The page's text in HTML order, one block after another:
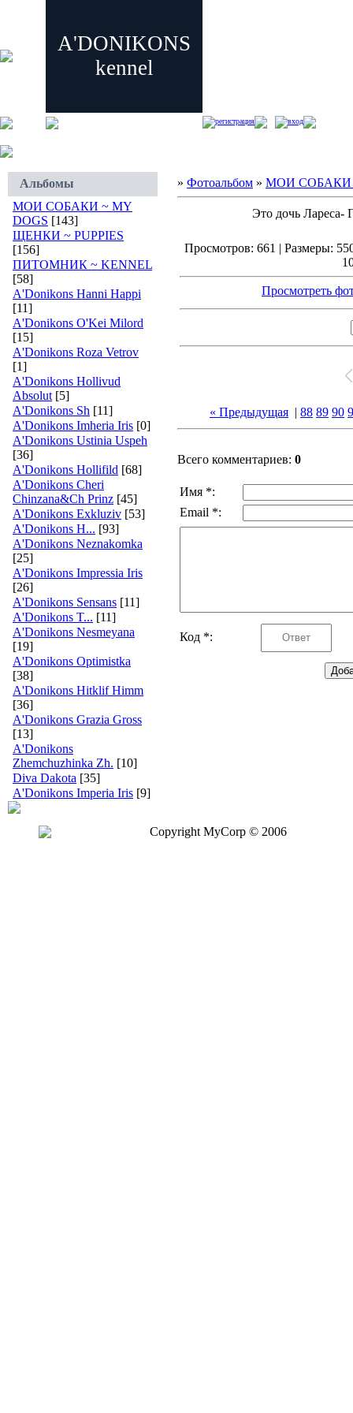
A'DONIKONS
kennel
регистрация вход
Альбомы
МОИ СОБАКИ ~ MY
DOGS [143]
ЩЕНКИ ~ PUPPIES
[156]
ПИТОМНИК ~ KENNEL
[58]
A'Donikons Hanni Happi
[11]
A'Donikons O'Kei Milord
[15]
A'Donikons Roza Vetrov
[1]
A'Donikons Hollivud
Absolut [5]
A'Donikons Sh [11]
A'Donikons Imheria Iris [0]
A'Donikons Ustinia Uspeh
[36]
A'Donikons Hollifild [68]
A'Donikons Cheri
Chinzana&Ch Prinz [45]
A'Donikons Exkluziv [53]
A'Donikons H... [93]
A'Donikons Neznakomka
[25]
A'Donikons Impressia Iris
[26]
A'Donikons Sensans [11]
A'Donikons T... [11]
A'Donikons Nesmeyana
[19]
A'Donikons Optimistka
[38]
A'Donikons Hitklif Himm
[36]
A'Donikons Grazia Gross
[13]
A'Donikons
Zhemchuzhinka Zh. [10]
Diva Dakota [35]
A'Donikons Imperia Iris [9]
» Фотоальбом » МОИ СОБАКИ
Это дочь Лареса-
Просмотров: 661 | Размеры:
Просмотреть
« Предыдущая | 88 89 90
Всего комментариев: 0
Имя *:
Email *:
Код *:
Copyright MyCorp © 2006